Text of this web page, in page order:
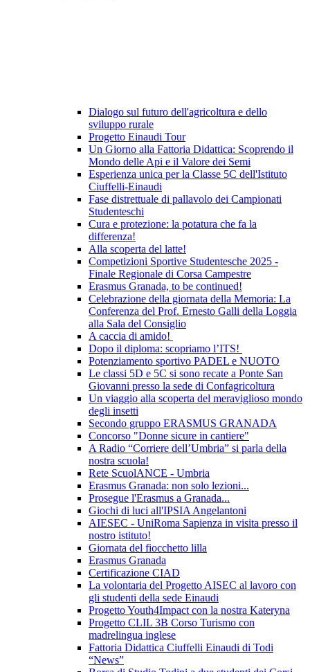
Dialogo sul futuro dell'agricoltura e dello
sviluppo rurale
Progetto Einaudi Tour
Un Giorno alla Fattoria Didattica: Scoprendo il
Mondo delle Api e il Valore dei Semi
Esperienza unica per la Classe 5C dell'Istituto
Ciuffelli-Einaudi
Fase distrettuale di pallavolo dei Campionati
Studenteschi
Cura e protezione: la potatura che fa la
differenza!
Alla scoperta del latte!
Competizioni Sportive Studentesche 2025 -
Finale Regionale di Corsa Campestre
Erasmus Granada, to be continued!
Celebrazione della giornata della Memoria: La
Conferenza del Prof. Ernesto Galli della Loggia
alla Sala del Consiglio
A caccia di amido!
Dopo il diploma: scopriamo l’ITS!
Potenziamento sportivo PADEL e NUOTO
Le classi 5D e 5C si sono recate a Ponte San
Giovanni presso la sede di Confagricoltura
Un viaggio alla scoperta del meraviglioso mondo
degli insetti
Secondo gruppo ERASMUS GRANADA
Concorso "Donne sicure in cantiere"
A Radio “Corriere dell’Umbria” si parla della
nostra scuola!
Rete ScuolANCE - Umbria
Erasmus Granada: non solo lezioni...
Prosegue l'Erasmus a Granada...
Giochi di luci all'IPSIA Angelantoni
AIESEC - UniRoma Sapienza in visita presso il
nostro istituto!
Giornata del fiocchetto lilla
Erasmus Granada
Certificazione CIAD
La volontaria del Progetto AISEC al lavoro con
gli studenti della sede Einaudi
Progetto Youth4Impact con la nostra Kateryna
Progetto CLIL 3B Corso Turismo con
madrelingua inglese
Fattoria Didattica Ciuffelli Einaudi di Todi
“News”